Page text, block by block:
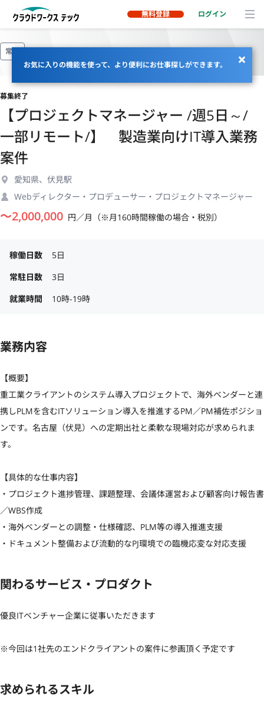
無料登録 ログイン
お気に入りの機能を使って、より便利にお仕事探しができます。
常駐
募集終了
【プロジェクトマネージャー /週5日～/
一部リモート/】 製造業向けIT導入業務
案件
愛知県、伏見駅
Webディレクター・プロデューサー・プロジェクトマネージャー
〜2,000,000 円／月（※月160時間稼働の場合・税別）
稼働日数
5日
常駐日数
3日
就業時間
10時-19時
業務内容
【概要】
重工業クライアントのシステム導入プロジェクトで、海外ベンダーと連
携しPLMを含むITソリューション導入を推進するPM／PM補佐ポジショ
ンです。名古屋（伏見）への定期出社と柔軟な現場対応が求められま
す。
【具体的な仕事内容】
・プロジェクト進捗管理、課題整理、会議体運営および顧客向け報告書
／WBS作成
・海外ベンダーとの調整・仕様確認、PLM等の導入推進支援
・ドキュメント整備および流動的なPJ環境での臨機応変な対応支援
関わるサービス・プロダクト
優良ITベンチャー企業に従事いただきます
※今回は1社先のエンドクライアントの案件に参画頂く予定です
求められるスキル